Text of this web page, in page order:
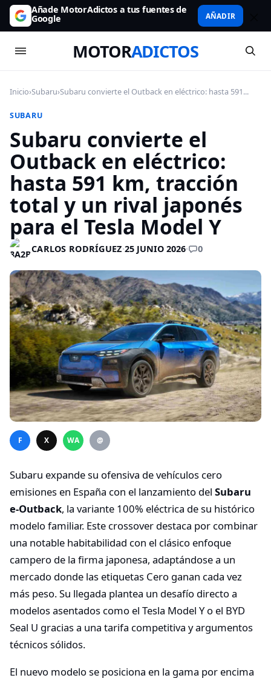
Añade MotorAdictos a tus fuentes de
Google AÑADIR
MOTORADICTOS
Inicio›Subaru›Subaru convierte el Outback en eléctrico: hasta 591...
SUBARU
Subaru convierte el
Outback en eléctrico:
hasta 591 km, tracción
total y un rival japonés
para el Tesla Model Y
CARLOS RODRÍGUEZ·25 JUNIO 2026· 0
F X WA @
Subaru expande su ofensiva de vehículos cero
emisiones en España con el lanzamiento del Subaru
e-Outback, la variante 100% eléctrica de su histórico
modelo familiar. Este crossover destaca por combinar
una notable habitabilidad con el clásico enfoque
campero de la firma japonesa, adaptándose a un
mercado donde las etiquetas Cero ganan cada vez
más peso. Su llegada plantea un desafío directo a
modelos asentados como el Tesla Model Y o el BYD
Seal U gracias a una tarifa competitiva y argumentos
técnicos sólidos.
El nuevo modelo se posiciona en la gama por encima